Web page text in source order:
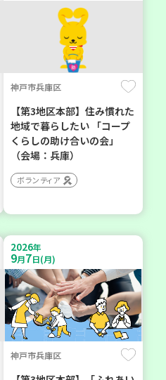
神戸市兵庫区
【第3地区本部】住み慣れた
地域で暮らしたい 「コープ
くらしの助け合いの会」
（会場：兵庫）
ボランティア
2026年
9月7日(月)
神戸市兵庫区